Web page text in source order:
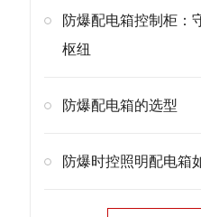
防爆配电箱控制柜：
枢纽
防爆配电箱的选型
防爆时控照明配电箱